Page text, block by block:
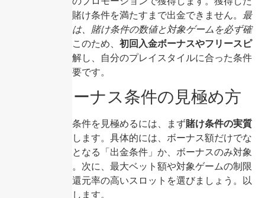
賞金は、所定の賭け条件を満たすまで出金できません。 最
大限活用するには、賭け条件の数値と対象ゲームを必ず確
このため、 初回入金ボーナスやフリースピ
を理解し、自分のプレイスタイルに合った条件
を選ぶことが重要です。
有利なボーナス条件の見極め方
有利なボーナス条件を見極めるには、まず賭け条件の実質
を計算します。具体的には、ボーナス額だけでな
く入金額も対象となる「出金条件」か、ボーナスのみ対象
かを確認します。次に、最大ベット額や対象ゲームの制限
をチェックし、還元率の高いスロットを選びましょう。以
下の手順で評価します。